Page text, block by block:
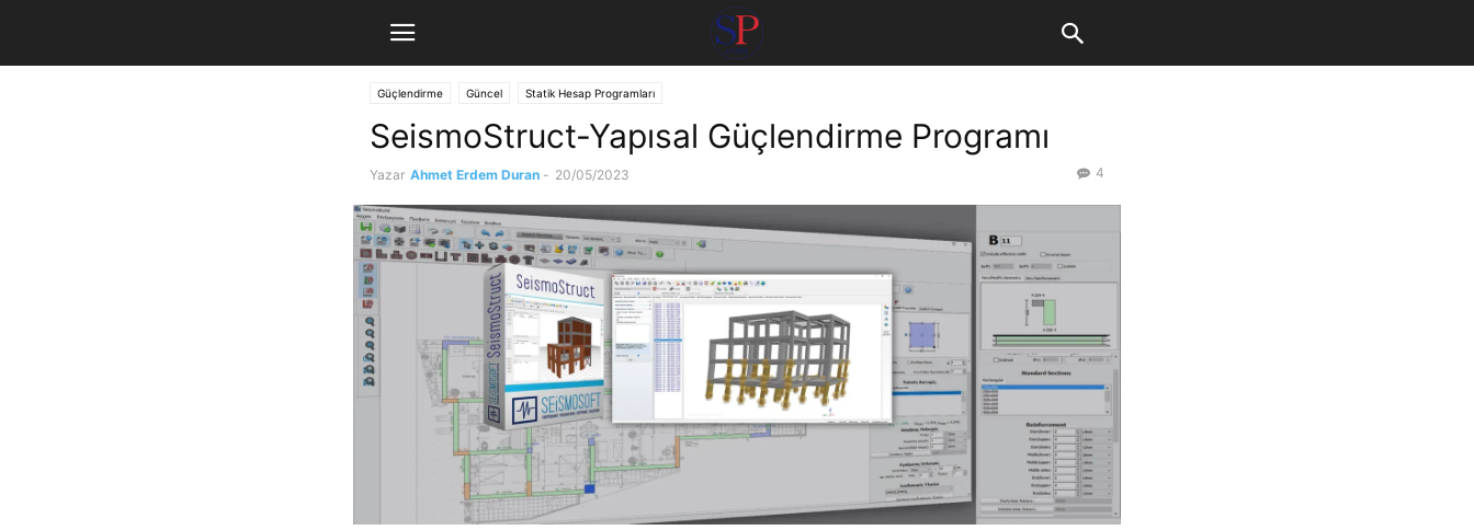
Güçlendirme Güncel Statik Hesap Programları
SeismoStruct-Yapısal Güçlendirme Programı
Yazar Ahmet Erdem Duran - 20/05/2023 4